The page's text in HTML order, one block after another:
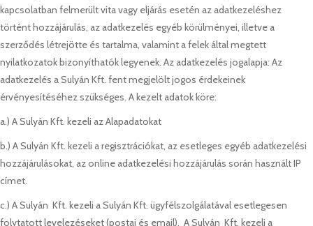
kapcsolatban felmerült vita vagy eljárás esetén az adatkezeléshez
történt hozzájárulás, az adatkezelés egyéb körülményei, illetve a
szerződés létrejötte és tartalma, valamint a felek által megtett
nyilatkozatok bizonyíthatók legyenek. Az adatkezelés jogalapja: Az
adatkezelés a Sulyán Kft. fent megjelölt jogos érdekeinek
érvényesítéséhez szükséges. A kezelt adatok köre:
a.) A Sulyán Kft. kezeli az Alapadatokat
b.) A Sulyán Kft. kezeli a regisztrációkat, az esetleges egyéb adatkezelési
hozzájárulásokat, az online adatkezelési hozzájárulás során használt IP
címet.
c.) A Sulyán Kft. kezeli a Sulyán Kft. ügyfélszolgálatával esetlegesen
folytatott levelezéseket (postai és email). A Sulyán Kft. kezeli a